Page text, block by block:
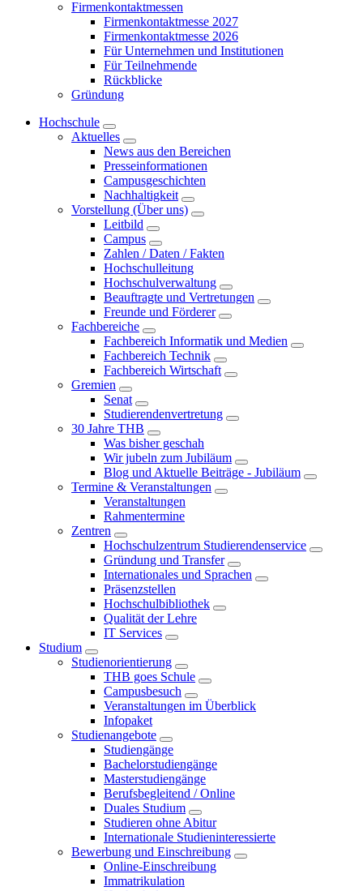
Firmenkontaktmessen
Firmenkontaktmesse 2027
Firmenkontaktmesse 2026
Für Unternehmen und Institutionen
Für Teilnehmende
Rückblicke
Gründung
Hochschule
Aktuelles
News aus den Bereichen
Presseinformationen
Campusgeschichten
Nachhaltigkeit
Vorstellung (Über uns)
Leitbild
Campus
Zahlen / Daten / Fakten
Hochschulleitung
Hochschulverwaltung
Beauftragte und Vertretungen
Freunde und Förderer
Fachbereiche
Fachbereich Informatik und Medien
Fachbereich Technik
Fachbereich Wirtschaft
Gremien
Senat
Studierendenvertretung
30 Jahre THB
Was bisher geschah
Wir jubeln zum Jubiläum
Blog und Aktuelle Beiträge - Jubiläum
Termine & Veranstaltungen
Veranstaltungen
Rahmentermine
Zentren
Hochschulzentrum Studierendenservice
Gründung und Transfer
Internationales und Sprachen
Präsenzstellen
Hochschulbibliothek
Qualität der Lehre
IT Services
Studium
Studienorientierung
THB goes Schule
Campusbesuch
Veranstaltungen im Überblick
Infopaket
Studienangebote
Studiengänge
Bachelorstudiengänge
Masterstudiengänge
Berufsbegleitend / Online
Duales Studium
Studieren ohne Abitur
Internationale Studieninteressierte
Bewerbung und Einschreibung
Online-Einschreibung
Immatrikulation